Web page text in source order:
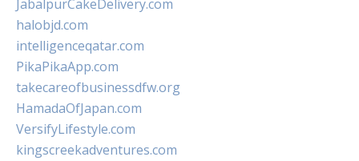
JabalpurCakeDelivery.com
halobjd.com
intelligenceqatar.com
PikaPikaApp.com
takecareofbusinessdfw.org
HamadaOfJapan.com
VersifyLifestyle.com
kingscreekadventures.com